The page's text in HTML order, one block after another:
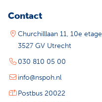
Contact
Churchilllaan 11, 10e etage
3527 GV Utrecht
030 810 05 00
info@nspoh.nl
Postbus 20022